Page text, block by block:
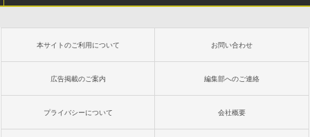
本サイトのご利用について お問い合わせ
広告掲載のご案内 編集部へのご連絡
プライバシーについて 会社概要